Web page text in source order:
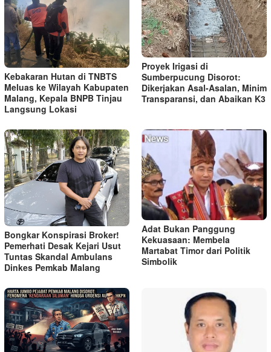
Kebakaran Hutan di TNBTS
Meluas ke Wilayah Kabupaten
Malang, Kepala BNPB Tinjau
Langsung Lokasi
Proyek Irigasi di
Sumberpucung Disorot:
Dikerjakan Asal-Asalan, Minim
Transparansi, dan Abaikan K3
Bongkar Konspirasi Broker!
Pemerhati Desak Kejari Usut
Tuntas Skandal Ambulans
Dinkes Pemkab Malang
Adat Bukan Panggung
Kekuasaan: Membela
Martabat Timor dari Politik
Simbolik